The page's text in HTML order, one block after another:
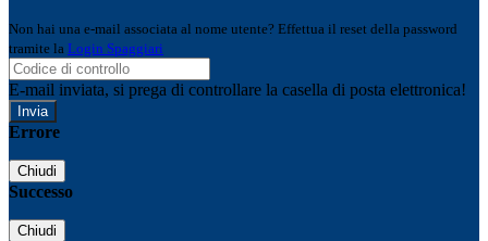
Non hai una e-mail associata al nome utente? Effettua il reset della password
tramite la Login Spaggiari
E-mail inviata, si prega di controllare la casella di posta elettronica!
Errore
Chiudi
Successo
Chiudi